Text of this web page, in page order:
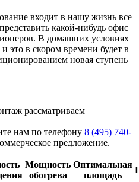
входит в нашу жизнь все
какой-нибудь офис
В домашних условиях
это в скором времени будет в
новая ступень
рассматриваем
нам по телефону 8 (495) 740-
предложение.
Мощность
обогрева
Оптимальная
площадь